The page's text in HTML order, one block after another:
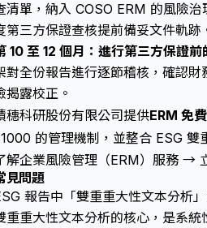
清單，納入 COSO ERM 的風險
第三方保證查核提前備妥文件軌跡
10 至 12 個月：進行第三方保證前
對全份報告進行逐節稽核，確認
揭露校正。
穗科研股份有限公司提供ERM 免
的管理機制，並整合 ESG 雙
解企業風險管理（ERM）服務 →
見問題
報告中「雙重重大性文本分析
重重大性文本分析的核心，是系